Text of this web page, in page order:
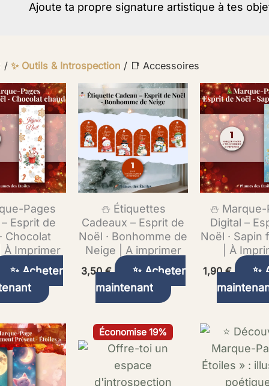
Ajoute ta propre signature artistique à tes
/ ✨ Outils & Introspection / 📑 Accessoires
Pages
Esprit de
Chocolat
À Imprimer
✨ Acheter
⛄ Étiquettes
Cadeaux – Esprit de
Noël · Bonhomme de
Neige | A imprimer
3,50€
✨ Acheter
maintenant
⛄
Digital –
Noël · Sapin
| À
1,90€
✨
Économise 19%
Le
prix
initial
était :
45,70 €.
Le
prix
actuel
36,90 €.